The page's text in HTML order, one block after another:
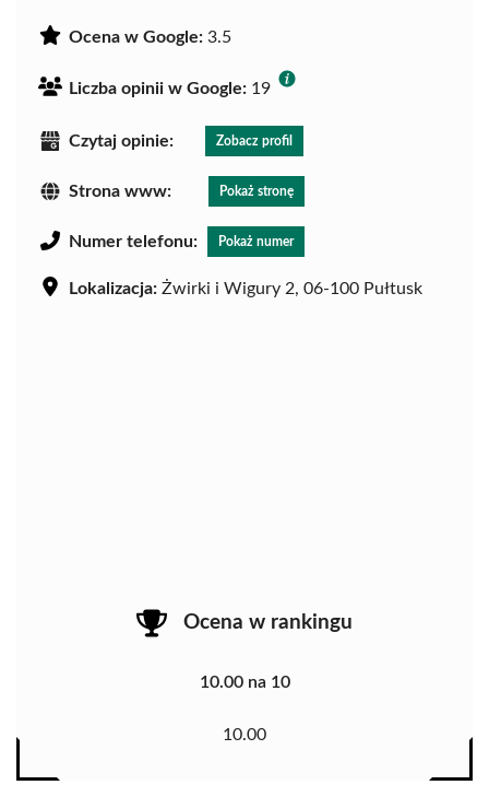
Ocena w Google: 3.5
Liczba opinii w Google: 19
Czytaj opinie: Zobacz profil
Strona www: Pokaż stronę
Numer telefonu: Pokaż numer
Lokalizacja: Żwirki i Wigury 2, 06-100 Pułtusk
Ocena w rankingu
10.00 na 10
10.00